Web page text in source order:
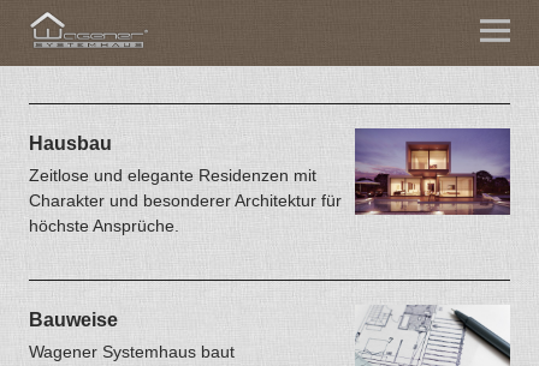
Hausbau
Zeitlose und elegante Residenzen mit
Charakter und besonderer Architektur für
höchste Ansprüche.
Bauweise
Wagener Systemhaus baut